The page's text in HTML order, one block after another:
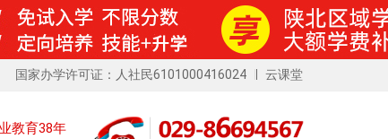
国家办学许可证：人社民6101000416024 云课堂
教育38年